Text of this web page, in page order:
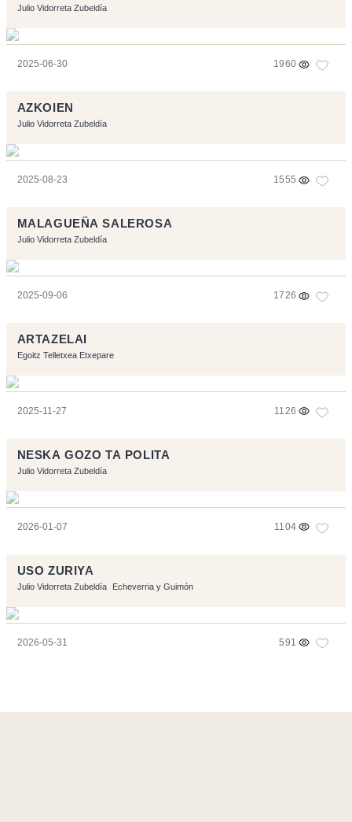
Julio Vidorreta Zubeldía
2025-06-30 1960
AZKOIEN
Julio Vidorreta Zubeldía
2025-08-23 1555
MALAGUEÑA SALEROSA
Julio Vidorreta Zubeldía
2025-09-06 1726
ARTAZELAI
Egoitz Telletxea Etxepare
2025-11-27 1126
NESKA GOZO TA POLITA
Julio Vidorreta Zubeldía
2026-01-07 1104
USO ZURIYA
Julio Vidorreta Zubeldía Echeverria y Guimón
2026-05-31 591